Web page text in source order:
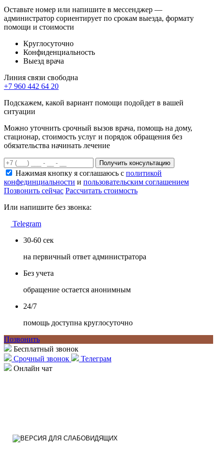
Оставьте номер или напишите в мессенджер —
администратор сориентирует по срокам выезда, формату
помощи и стоимости
Круглосуточно
Конфиденциальность
Выезд врача
Линия связи свободна
+7 960 442 64 20
Подскажем, какой вариант помощи подойдет в вашей
ситуации
Можно уточнить срочный вызов врача, помощь на дому,
стационар, стоимость услуг и порядок обращения без
обязательства начинать лечение
Получить консультацию
Нажимая кнопку я соглашаюсь с политикой
конфединциальности и пользовательским соглашением
Позвонить сейчас Рассчитать стоимость
Или напишите без звонка:
Telegram
30-60 сек
на первичный ответ администратора
Без учета
обращение остается анонимным
24/7
помощь доступна круглосуточно
Позвонить
Бесплатный звонок
Срочный звонок
Телеграм
Онлайн чат